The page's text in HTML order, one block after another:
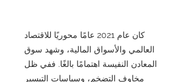
كان عام 2021 عامًا محوريًا للاقتصاد
العالمي والأسواق المالية، وشهد سوق
المعادن النفيسة اهتمامًا بالغًا. ففي ظل
مخاوف التضخم، وسياسات التيسير